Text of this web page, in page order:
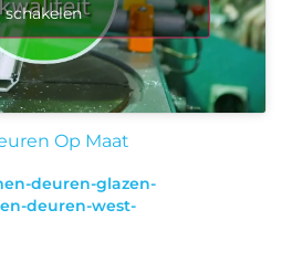
schakelen
Op Maat
deuren-glazen-
deuren-west-